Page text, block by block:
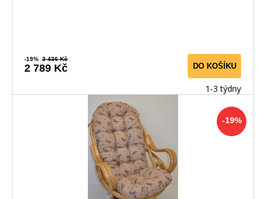
-19% 3 436 Kč
2 789 Kč DO KOŠÍKU
1-3 týdny
-19%